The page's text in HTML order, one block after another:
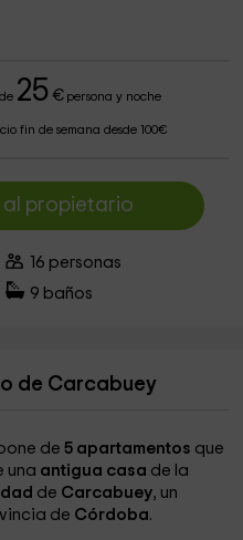
25 €persona y noche
fin de semana desde 100€
al propietario
16 personas
9 baños
de Carcabuey
de5 apartamentos que
una antigua casa de la
de Carcabuey, un
de Córdoba.